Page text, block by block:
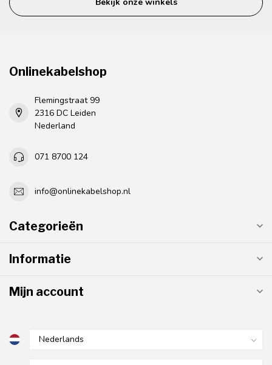
Onlinekabelshop
Flemingstraat 99
2316 DC Leiden
Nederland
071 8700 124
info@onlinekabelshop.nl
Categorieën
Informatie
Mijn account